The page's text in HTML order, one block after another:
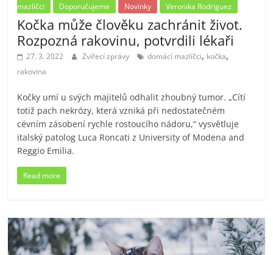
mazlíčci
Doporučujeme Novinky Veronika Rodriguez
Kočka může člověku zachránit život.
Rozpozná rakovinu, potvrdili lékaři
27. 3. 2022 Zvířecí zprávy domácí mazlíčci, kočka,
rakovina
Kočky umí u svých majitelů odhalit zhoubný tumor. „Cítí
totiž pach nekrózy, která vzniká při nedostatečném
cévním zásobení rychle rostoucího nádoru,“ vysvětluje
italský patolog Luca Roncati z University of Modena and
Reggio Emilia.
Read more